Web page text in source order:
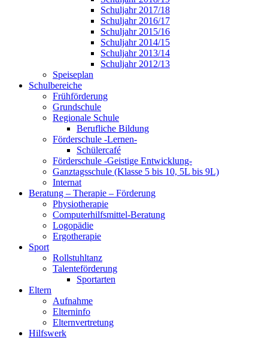
Schuljahr 2017/18
Schuljahr 2016/17
Schuljahr 2015/16
Schuljahr 2014/15
Schuljahr 2013/14
Schuljahr 2012/13
Speiseplan
Schulbereiche
Frühförderung
Grundschule
Regionale Schule
Berufliche Bildung
Förderschule -Lernen-
Schülercafé
Förderschule -Geistige Entwicklung-
Ganztagsschule (Klasse 5 bis 10, 5L bis 9L)
Internat
Beratung – Therapie – Förderung
Physiotherapie
Computerhilfsmittel-Beratung
Logopädie
Ergotherapie
Sport
Rollstuhltanz
Talenteförderung
Sportarten
Eltern
Aufnahme
Elterninfo
Elternvertretung
Hilfswerk